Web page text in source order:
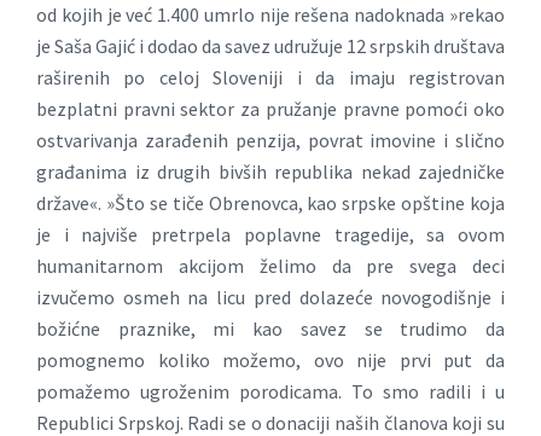
od kojih je već 1.400 umrlo nije rešena nadoknada »rekao
je Saša Gajić i dodao da savez udružuje 12 srpskih društava
raširenih po celoj Sloveniji i da imaju registrovan
bezplatni pravni sektor za pružanje pravne pomoći oko
ostvarivanja zarađenih penzija, povrat imovine i slično
građanima iz drugih bivših republika nekad zajedničke
države«. »Što se tiče Obrenovca, kao srpske opštine koja
je i najviše pretrpela poplavne tragedije, sa ovom
humanitarnom akcijom želimo da pre svega deci
izvučemo osmeh na licu pred dolazeće novogodišnje i
božićne praznike, mi kao savez se trudimo da
pomognemo koliko možemo, ovo nije prvi put da
pomažemo ugroženim porodicama. To smo radili i u
Republici Srpskoj. Radi se o donaciji naših članova koji su